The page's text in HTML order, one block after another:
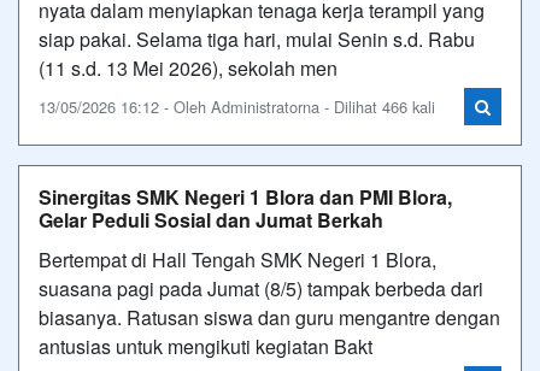
nyata dalam menyiapkan tenaga kerja terampil yang
siap pakai. Selama tiga hari, mulai Senin s.d. Rabu
(11 s.d. 13 Mei 2026), sekolah men
13/05/2026 16:12 - Oleh Administratorna - Dilihat 466 kali
Sinergitas SMK Negeri 1 Blora dan PMI Blora,
Gelar Peduli Sosial dan Jumat Berkah
Bertempat di Hall Tengah SMK Negeri 1 Blora,
suasana pagi pada Jumat (8/5) tampak berbeda dari
biasanya. Ratusan siswa dan guru mengantre dengan
antusias untuk mengikuti kegiatan Bakt